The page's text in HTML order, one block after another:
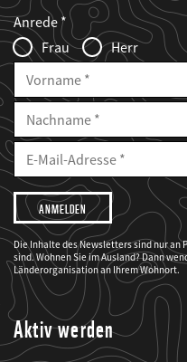
Web2Case
Infofelder
Fieldset
anrede_name
Anrede
Frau
Herr
Vorname
Nachname
E-
Mailadresse
E-
Adresse
Ich
möchte,
dass
der
WWF
mich
über
seine
Projekte
informiert.
Die Inhalte des Newsletters sind nur an
sind. Wohnen Sie im Ausland? Dann
Länderorganisation an Ihrem Wohnort.
Aktiv werden